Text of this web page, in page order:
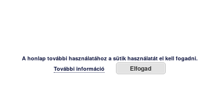
A honlap további használatához a sütik használatát el kell fogadni.
További információ
Elfogad